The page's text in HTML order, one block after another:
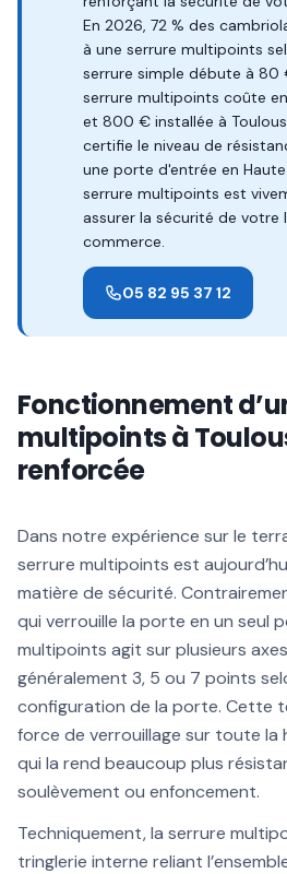
En 2026, 72 % des
à une serrure multipoints
serrure simple débute à 80
serrure multipoints coûte
et 800 € installée à
certifie le niveau de
une porte d'entrée en
serrure multipoints est
assurer la sécurité de votre
commerce.
05 82 95 37 12
Fonctionnement
multipoints à
renforcée
Dans notre expérience sur le
serrure multipoints est
matière de sécurité.
qui verrouille la porte en un seul
multipoints agit sur plusieurs
généralement 3, 5 ou 7 points
configuration de la porte. Cette
force de verrouillage sur toute la
qui la rend beaucoup plus
soulèvement ou enfoncement.
Techniquement, la serrure
tringlerie interne reliant